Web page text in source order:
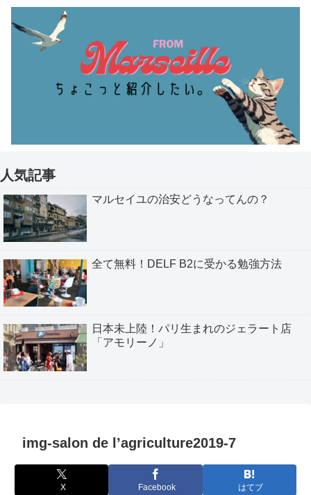
人気記事
マルセイユの治安どうなってんの？
全て無料！DELF B2に受かる勉強方法
日本未上陸！パリ生まれのジェラート店
「アモリーノ」
img-salon de l’agriculture2019-7
X Facebook はてブ